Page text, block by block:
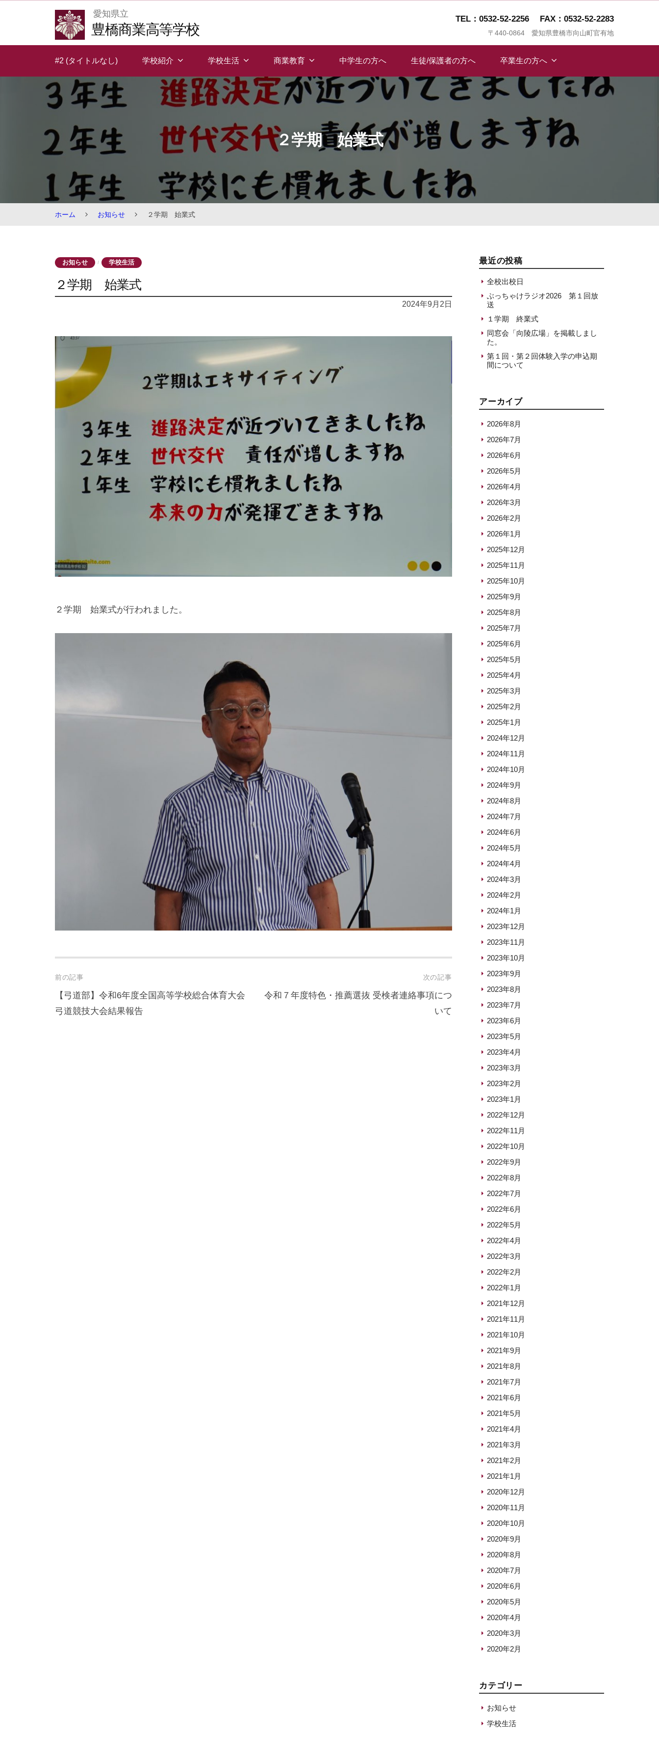
愛知県立
豊橋商業高等学校
TEL：0532-52-2256 FAX：0532-52-2283
〒440-0864 愛知県豊橋市向山町官有地
#2 (タイトルなし) 学校紹介 学校生活 商業教育 中学生の方へ 生徒/保護者の方へ 卒業生の方へ
２学期 始業式
ホーム お知らせ ２学期 始業式
お知らせ / 学校生活
２学期 始業式
2024年9月2日
２学期 始業式が行われました。
Post
navigation
前の記事
【弓道部】令和6年度全国高等学校総合体育大会
弓道競技大会結果報告
次の記事
令和７年度特色・推薦選抜 受検者連絡事項につ
いて
最近の投稿
全校出校日
ぶっちゃけラジオ2026 第１回放
送
１学期 終業式
同窓会「向陵広場」を掲載しまし
た。
第１回・第２回体験入学の申込期
間について
アーカイブ
2026年8月
2026年7月
2026年6月
2026年5月
2026年4月
2026年3月
2026年2月
2026年1月
2025年12月
2025年11月
2025年10月
2025年9月
2025年8月
2025年7月
2025年6月
2025年5月
2025年4月
2025年3月
2025年2月
2025年1月
2024年12月
2024年11月
2024年10月
2024年9月
2024年8月
2024年7月
2024年6月
2024年5月
2024年4月
2024年3月
2024年2月
2024年1月
2023年12月
2023年11月
2023年10月
2023年9月
2023年8月
2023年7月
2023年6月
2023年5月
2023年4月
2023年3月
2023年2月
2023年1月
2022年12月
2022年11月
2022年10月
2022年9月
2022年8月
2022年7月
2022年6月
2022年5月
2022年4月
2022年3月
2022年2月
2022年1月
2021年12月
2021年11月
2021年10月
2021年9月
2021年8月
2021年7月
2021年6月
2021年5月
2021年4月
2021年3月
2021年2月
2021年1月
2020年12月
2020年11月
2020年10月
2020年9月
2020年8月
2020年7月
2020年6月
2020年5月
2020年4月
2020年3月
2020年2月
カテゴリー
お知らせ
学校生活